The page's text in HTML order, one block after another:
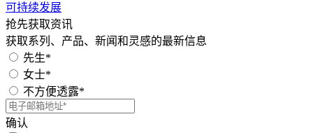
可持续发展
抢先获取资讯
获取系列、产品、新闻和灵感的最新信息
先生*
女士*
不方便透露*
确认